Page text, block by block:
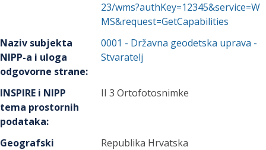
23/wms?authKey=12345&service=W
MS&request=GetCapabilities
Naziv subjekta
NIPP-a i uloga
odgovorne strane:
0001 - Državna geodetska uprava -
Stvaratelj
INSPIRE i NIPP
tema prostornih
podataka:
II 3 Ortofotosnimke
Geografski
Republika Hrvatska